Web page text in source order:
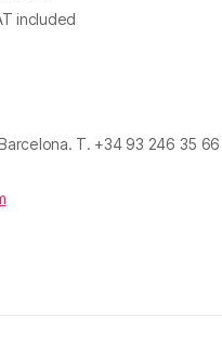
included
T. +34 93 246 35 66